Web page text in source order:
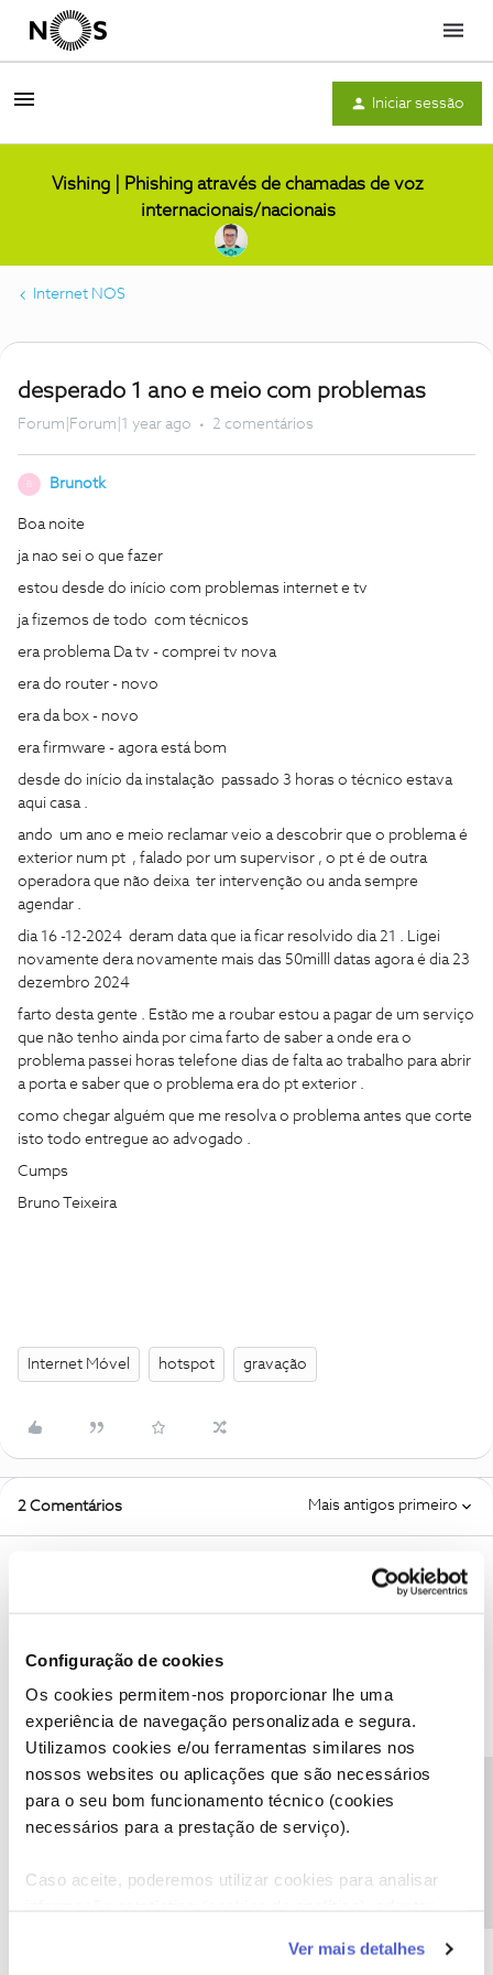
Configuração de cookies
Os cookies permitem-nos proporcionar lhe uma
experiência de navegação personalizada e segura.
Utilizamos cookies e/ou ferramentas similares nos
nossos websites ou aplicações que são necessários
para o seu bom funcionamento técnico (cookies
necessários para a prestação de serviço).
Caso aceite, poderemos utilizar cookies para analisar
funcionalidades (cookies de personalização e
Ver mais detalhes
Menu
Iniciar sessão
Vishing | Phishing através de chamadas de voz
internacionais/nacionais
Internet NOS
desperado 1 ano e meio com problemas
Forum|Forum|1 year ago 2 comentários
B Brunotk
Boa noite
ja nao sei o que fazer
estou desde do início com problemas internet e tv
ja fizemos de todo com técnicos
era problema Da tv - comprei tv nova
era do router - novo
era da box - novo
era firmware - agora está bom
desde do início da instalação passado 3 horas o técnico estava
aqui casa .
ando um ano e meio reclamar veio a descobrir que o problema é
exterior num pt , falado por um supervisor , o pt é de outra
operadora que não deixa ter intervenção ou anda sempre
agendar .
dia 16 -12-2024 deram data que ia ficar resolvido dia 21 . Ligei
novamente dera novamente mais das 50milll datas agora é dia 23
dezembro 2024
farto desta gente . Estão me a roubar estou a pagar de um serviço
que não tenho ainda por cima farto de saber a onde era o
problema passei horas telefone dias de falta ao trabalho para abrir
a porta e saber que o problema era do pt exterior .
como chegar alguém que me resolva o problema antes que corte
isto todo entregue ao advogado .
Cumps
Bruno Teixeira
Internet Móvel hotspot gravação
2 Comentários Mais antigos primeiro
Forum|Forum|1 year ago
Mário P.
Boa tarde, ​@Brunotk
Lamentamos o transtorno.
pedimos que aguarde o nosso contacto.